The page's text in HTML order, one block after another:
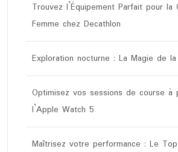
Trouvez l’Équipement Parfait pour la
Femme chez Decathlon
Exploration nocturne : La Magie de
Optimisez vos sessions de course à
l’Apple Watch 5
Maîtrisez votre performance : Le